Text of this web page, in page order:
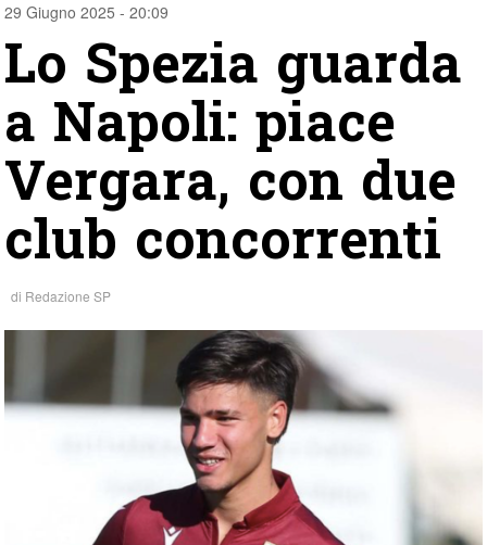
29 Giugno 2025 - 20:09
Lo Spezia guarda
a Napoli: piace
Vergara, con due
club concorrenti
di Redazione SP